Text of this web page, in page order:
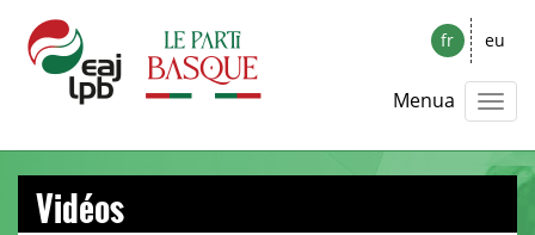
fr eu
Menua
Vidéos